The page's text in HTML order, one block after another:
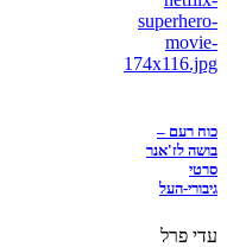
כוח רעם –
בושה לז'אנר
סרטי
גיבורי-העל
עדי פרל